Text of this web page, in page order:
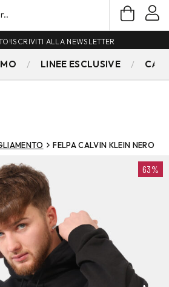
ISCRIVITI ALLA NEWSLETTER
LINEE ESCLUSIVE
FELPA CALVIN KLEIN NERO
63%